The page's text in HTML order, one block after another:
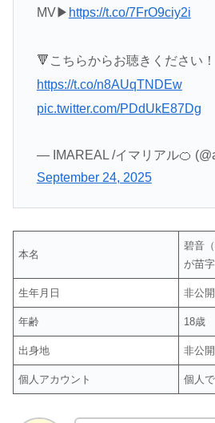
MV▶︎ https://t.co/7FrO9ciy2i
🔻こちらからお聴きください！
https://t.co/n8AUqTNDEw
pic.twitter.com/PDdUkE87Dg
— IMAREAL /イマリアル🍊
September 24, 2025
本名
碧音
が苗
生年月日 非公開
年齢 18歳
出身地 非公開
個人アカウント 個人